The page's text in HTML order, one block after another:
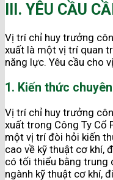
III. YÊU CẦU
Vị trí chỉ huy trưởng
xuất là một vị trí quan
năng lực. Yêu cầu cho
1. Kiến thức
Vị trí chỉ huy trưởng
xuất trong Công Ty Cổ
một vị trí đòi hỏi kiến
cao về kỹ thuật cơ khí,
có tối thiểu bằng trung
ngành kỹ thuật cơ khí,